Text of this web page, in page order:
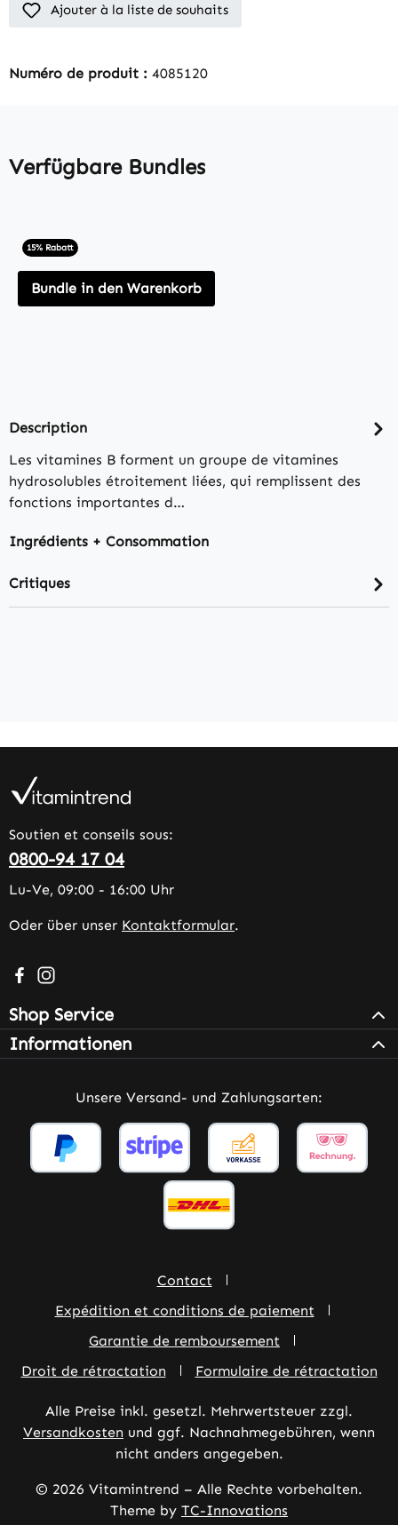
Ajouter à la liste de souhaits
Numéro de produit : 4085120
Verfügbare Bundles
15% Rabatt
Bundle in den Warenkorb
Description
Les vitamines B forment un groupe de vitamines
hydrosolubles étroitement liées, qui remplissent des
fonctions importantes d…
Ingrédients + Consommation
Critiques
Soutien et conseils sous:
0800-94 17 04
Lu-Ve, 09:00 - 16:00 Uhr
Oder über unser Kontaktformular.
Besuche uns auf Facebook – öffnet in neuem Tab
Schau auf Instagram vorbei – öffnet in neuem Tab
Shop Service
Informationen
Unsere Versand- und Zahlungsarten:
Contact
Expédition et conditions de paiement
Garantie de remboursement
Droit de rétractation
Formulaire de rétractation
Alle Preise inkl. gesetzl. Mehrwertsteuer zzgl.
Versandkosten und ggf. Nachnahmegebühren, wenn
nicht anders angegeben.
© 2026 Vitamintrend – Alle Rechte vorbehalten.
Theme by TC-Innovations